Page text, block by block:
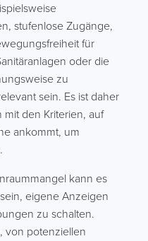
stufenlose Zugänge,
für
oder die
zu
sein. Es ist daher
den Kriterien, auf
ankommt, um
kann es
eigene Anzeigen
zu schalten.
von potenziellen